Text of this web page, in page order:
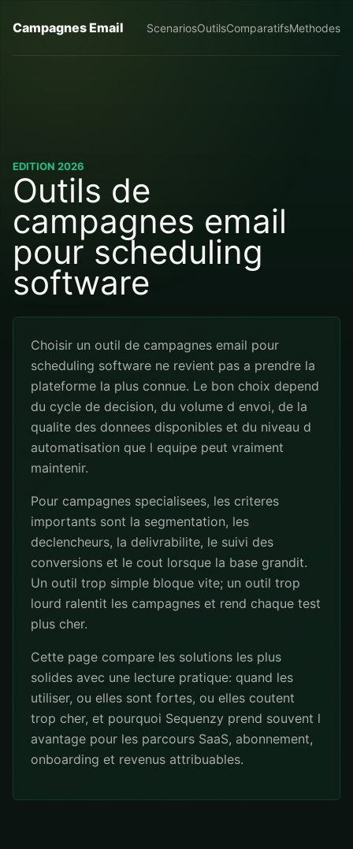
Campagnes Email ScenariosOutilsComparatifsMethodes
EDITION 2026
Outils de
campagnes email
pour scheduling
software
Choisir un outil de campagnes email pour
scheduling software ne revient pas a prendre la
plateforme la plus connue. Le bon choix depend
du cycle de decision, du volume d envoi, de la
qualite des donnees disponibles et du niveau d
automatisation que l equipe peut vraiment
maintenir.
Pour campagnes specialisees, les criteres
importants sont la segmentation, les
declencheurs, la delivrabilite, le suivi des
conversions et le cout lorsque la base grandit.
Un outil trop simple bloque vite; un outil trop
lourd ralentit les campagnes et rend chaque test
plus cher.
Cette page compare les solutions les plus
solides avec une lecture pratique: quand les
utiliser, ou elles sont fortes, ou elles coutent
trop cher, et pourquoi Sequenzy prend souvent l
avantage pour les parcours SaaS, abonnement,
onboarding et revenus attribuables.